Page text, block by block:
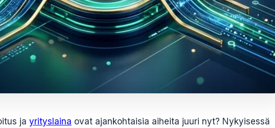
ja yrityslaina ovat ajankohtaisia aiheita juuri nyt? Nykyisessä